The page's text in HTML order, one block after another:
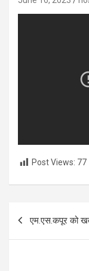
Post Views: 77
navigation
एम.एस.कपूर को